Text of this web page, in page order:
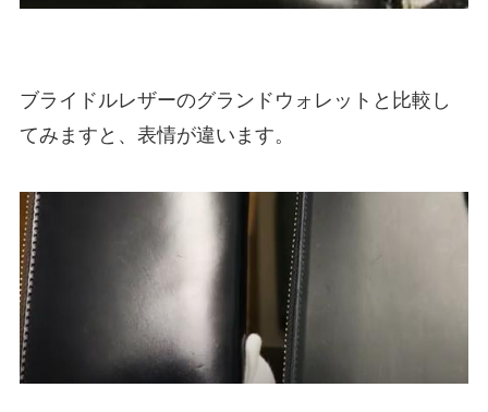
ブライドルレザーのグランドウォレットと比較し
てみますと、表情が違います。